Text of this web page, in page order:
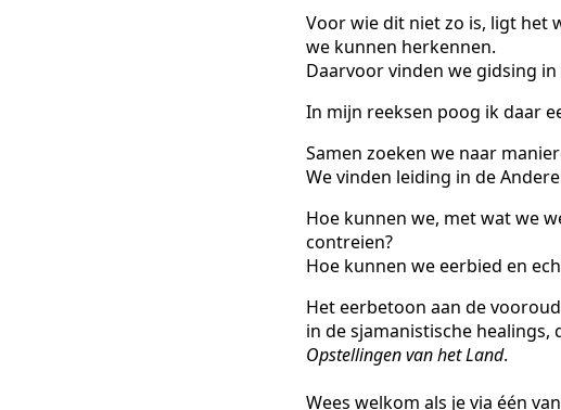
Voor wie dit niet zo is, ligt het
we kunnen herkennen.
Daarvoor vinden we gidsing
In mijn reeksen poog ik daar
Samen zoeken we naar
We vinden leiding in de
Hoe kunnen we, met wat we
contreien?
Hoe kunnen we eerbied en
Het eerbetoon aan de
in de sjamanistische
Opstellingen van het Land.
Wees welkom als je via één